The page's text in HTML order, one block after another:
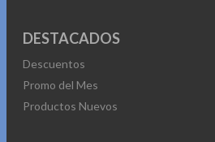
DESTACADOS
Descuentos
Promo del Mes
Productos Nuevos